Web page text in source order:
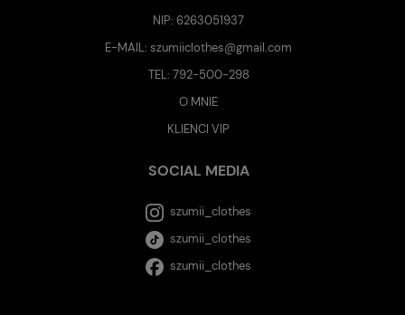
NIP: 6263051937
E-MAIL:szumiiclothes@gmail.com
TEL: 792-500-298
O MNIE
KLIENCI VIP
SOCIAL MEDIA
szumii_clothes
szumii_clothes
szumii_clothes